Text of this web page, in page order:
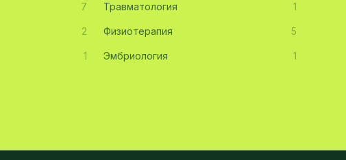
7 Травматология 1
2 Физиотерапия 5
1 Эмбриология 1